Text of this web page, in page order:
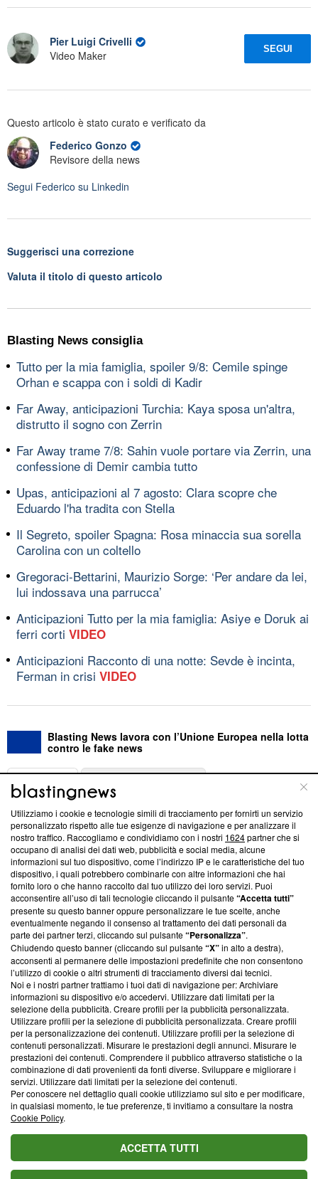
Pier Luigi Crivelli
Video Maker
SEGUI
Questo articolo è stato curato e verificato da
Federico Gonzo
Revisore della news
Segui Federico su Linkedin
Suggerisci una correzione
Valuta il titolo di questo articolo
Blasting News consiglia
Tutto per la mia famiglia, spoiler 9/8: Cemile spinge
Orhan e scappa con i soldi di Kadir
Far Away, anticipazioni Turchia: Kaya sposa un'altra,
distrutto il sogno con Zerrin
Far Away trame 7/8: Sahin vuole portare via Zerrin, una
confessione di Demir cambia tutto
Upas, anticipazioni al 7 agosto: Clara scopre che
Eduardo l'ha tradita con Stella
Il Segreto, spoiler Spagna: Rosa minaccia sua sorella
Carolina con un coltello
Gregoraci-Bettarini, Maurizio Sorge: ‘Per andare da lei,
lui indossava una parrucca’
Anticipazioni Tutto per la mia famiglia: Asiye e Doruk ai
ferri corti VIDEO
Anticipazioni Racconto di una notte: Sevde è incinta,
Ferman in crisi VIDEO
Blasting News lavora con l’Unione Europea nella lotta
contro le fake news
ABOUT
Questa sezione offre informazioni trasparenti su Blasting
News, sui nostri processi editoriali e su come ci impegniamo a
creare news di qualità. Inoltre, afferma la nostra aderenza a
‘Trust Project - News with Integrity’Blasting News non è
ancora membro del programma, ma ha richiesto di farne
parte; Trust Project non ha ancora effettuato una verifica di
conformità agli standard.
Su di noi
Team editoriale
Corporate
Redazione
Informativa Privacy
Cookie Policy
Blasting SA, IDI CHE-247.845.224, Via Carlo Frasca, 3 - 6900
Lugano (Svizzera) Tel:+39 0690258937
© 2026 Blasting News
Utilizziamo i cookie e tecnologie simili di tracciamento per fornirti un servizio
personalizzato rispetto alle tue esigenze di navigazione e per analizzare il
nostro traffico. Raccogliamo e condividiamo con i nostri 1624partner che si
occupano di analisi dei dati web, pubblicità e social media, alcune
informazioni sul tuo dispositivo, come l’indirizzo IP e le caratteristiche del tuo
dispositivo, i quali potrebbero combinarle con altre informazioni che hai
fornito loro o che hanno raccolto dal tuo utilizzo dei loro servizi. Puoi
acconsentire all’uso di tali tecnologie cliccando il pulsante“Accetta tutti”
presente su questo banner oppure personalizzare le tue scelte, anche
eventualmente negando il consenso al trattamento dei dati personali da
parte dei partner terzi, cliccando sul pulsante“Personalizza”.
Chiudendo questo banner (cliccando sul pulsante“X”in alto a destra),
acconsenti al permanere delle impostazioni predefinite che non consentono
l’utilizzo di cookie o altri strumenti di tracciamento diversi dai tecnici.
Noi e i nostri partner trattiamo i tuoi dati di navigazione per: Archiviare
informazioni su dispositivo e/o accedervi. Utilizzare dati limitati per la
selezione della pubblicità. Creare profili per la pubblicità personalizzata.
Utilizzare profili per la selezione di pubblicità personalizzata. Creare profili
per la personalizzazione dei contenuti. Utilizzare profili per la selezione di
contenuti personalizzati. Misurare le prestazioni degli annunci. Misurare le
prestazioni dei contenuti. Comprendere il pubblico attraverso statistiche o la
combinazione di dati provenienti da fonti diverse. Sviluppare e migliorare i
servizi. Utilizzare dati limitati per la selezione dei contenuti.
Per conoscere nel dettaglio quali cookie utilizziamo sul sito e per modificare,
in qualsiasi momento, le tue preferenze, ti invitiamo a consultare la nostra
Cookie Policy.
ACCETTA TUTTI